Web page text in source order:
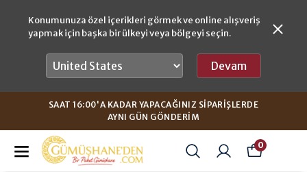
Konumunuza özel içerikleri görmek ve online alışveriş
yapmak için başka bir ülkeyi veya bölgeyi seçin.
Devam
SAAT 16:00'A KADAR YAPACAĞINIZ SIPARIŞLERDE
AYNI GÜN GÖNDERIM
0